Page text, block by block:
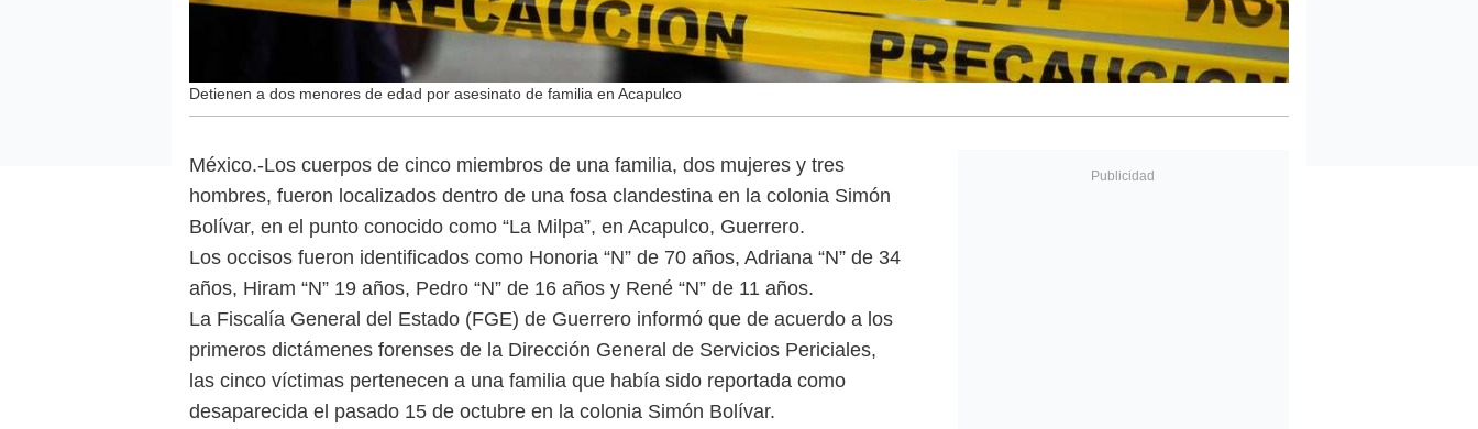
Detienen a dos menores de edad por asesinato de familia en Acapulco
México.-Los cuerpos de cinco miembros de una familia, dos mujeres y tres
hombres, fueron localizados dentro de una fosa clandestina en la colonia Simón
Bolívar, en el punto conocido como “La Milpa”, en Acapulco, Guerrero.
Los occisos fueron identificados como Honoria “N” de 70 años, Adriana “N” de 34
años, Hiram “N” 19 años, Pedro “N” de 16 años y René “N” de 11 años.
La Fiscalía General del Estado (FGE) de Guerrero informó que de acuerdo a los
primeros dictámenes forenses de la Dirección General de Servicios Periciales,
las cinco víctimas pertenecen a una familia que había sido reportada como
desaparecida el pasado 15 de octubre en la colonia Simón Bolívar.